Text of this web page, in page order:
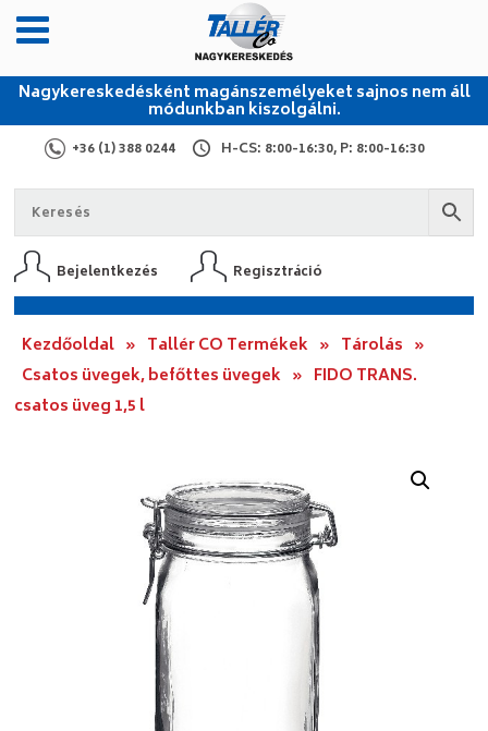
Nagykereskedésként magánszemélyeket sajnos nem áll
módunkban kiszolgálni.
+36 (1) 388 0244 H-CS: 8:00-16:30, P: 8:00-16:30
Bejelentkezés Regisztráció
Kezdőoldal » Tallér CO Termékek » Tárolás »
Csatos üvegek, befőttes üvegek » FIDO TRANS.
csatos üveg 1,5 l